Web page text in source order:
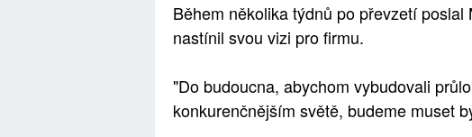
Během několika týdnů po převzetí
nastínil svou vizi pro firmu.
"Do budoucna, abychom vybudovali
konkurenčnějším světě, budeme muset